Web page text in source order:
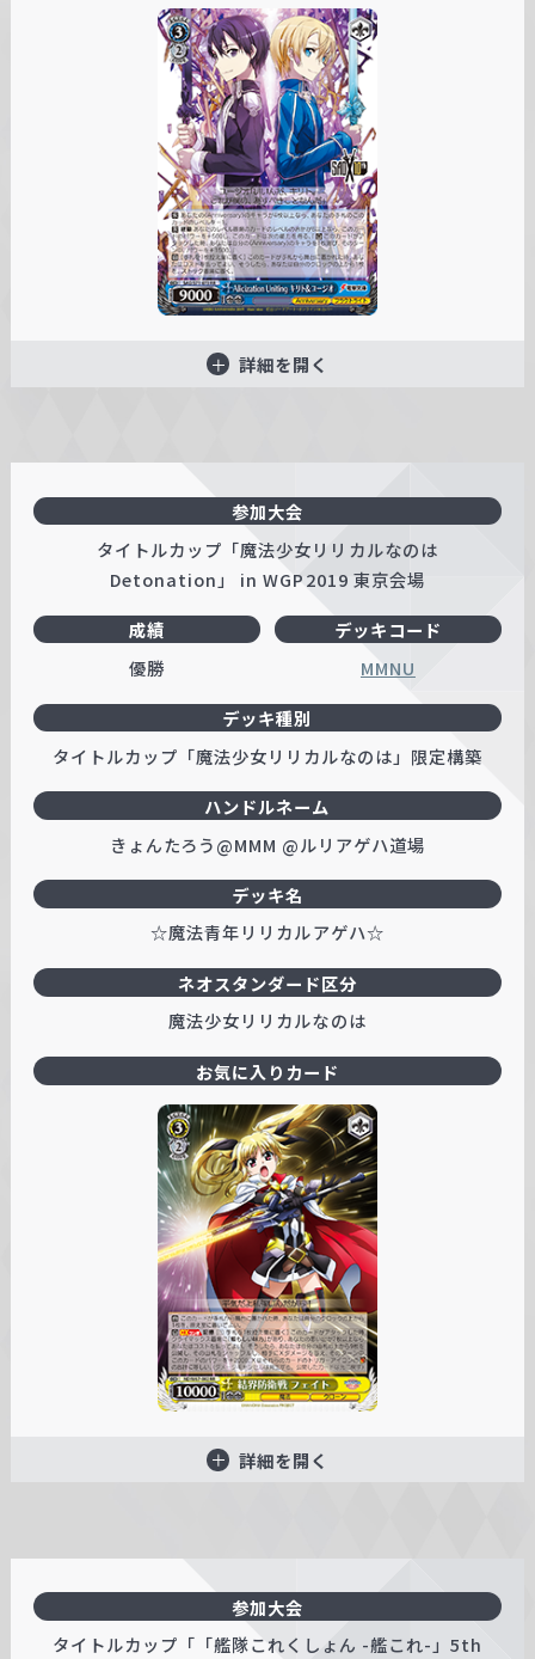
詳細を開く
参加大会
タイトルカップ「魔法少女リリカルなのは
Detonation」 in WGP2019 東京会場
成績
優勝
ハンドルネーム
きょんたろう@MMM @ルリアゲハ道場
デッキコード
MMNU
デッキ名
☆魔法青年リリカルアゲハ☆
デッキ種別
タイトルカップ「魔法少女リリカルなのは」限定構築
ネオスタンダード区分
魔法少女リリカルなのは
お気に入りカード
詳細を開く
参加大会
タイトルカップ「「艦隊これくしょん -艦これ-」5th